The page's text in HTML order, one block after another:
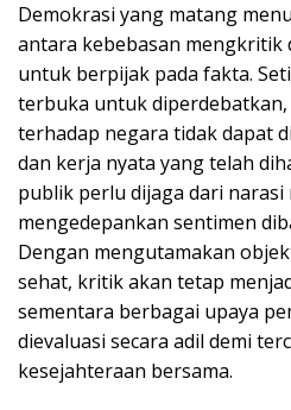
Demokrasi yang matang
antara kebebasan mengkritik
untuk berpijak pada fakta.
terbuka untuk
terhadap negara tidak dapat
dan kerja nyata yang telah
publik perlu dijaga dari
mengedepankan sentimen
Dengan mengutamakan
sehat, kritik akan tetap
sementara berbagai upaya
dievaluasi secara adil demi
kesejahteraan bersama.